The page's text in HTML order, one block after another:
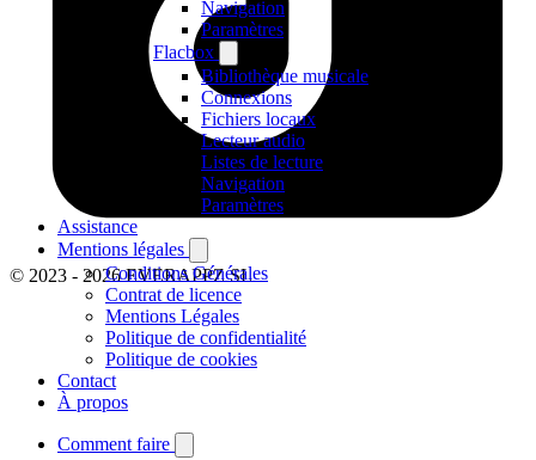
Navigation
Paramètres
Flacbox
Bibliothèque musicale
Connexions
Fichiers locaux
Lecteur audio
Listes de lecture
Navigation
Paramètres
Assistance
Mentions légales
Conditions Générales
Contrat de licence
Mentions Légales
Politique de confidentialité
Politique de cookies
Contact
À propos
Comment faire
© 2023 - 2026 EVERAPPZ SL